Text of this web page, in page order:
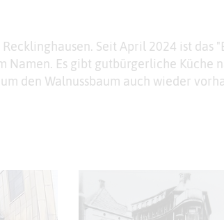
Seit April 2024 ist das
Namen. Es gibt gutbürgerliche Küche
den Walnussbaum auch wieder